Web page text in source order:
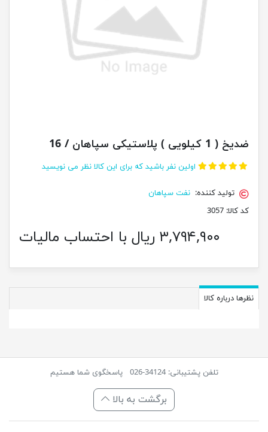
ضدیخ ( 1 کیلویی ) پلاستیکی سپاهان / 16
اولین نفر باشید که برای این کالا نظر می نویسید
تولید کننده: نفت سپاهان
کد کالا: 3057
۳,۷۹۴,۹۰۰ ریال با احتساب مالیات
نظرها درباره کالا
تلفن پشتیبانی: 34124-026 پاسخگوی شما هستیم
برگشت به بالا